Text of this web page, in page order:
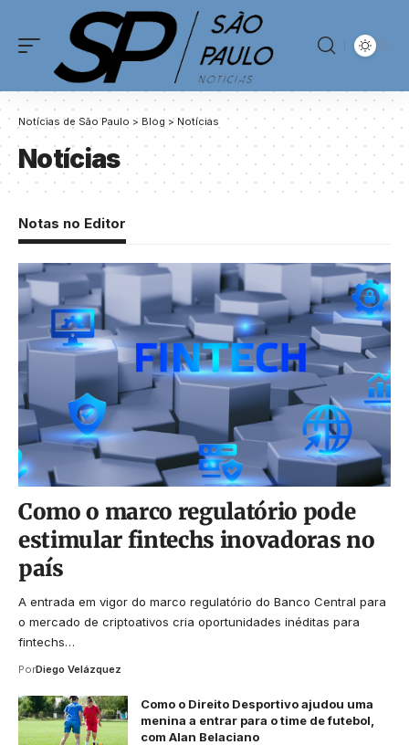
Notícias de São Paulo > Blog > Notícias
Notícias
Notas no Editor
Como o marco regulatório pode
estimular fintechs inovadoras no
país
A entrada em vigor do marco regulatório do Banco Central para
o mercado de criptoativos cria oportunidades inéditas para
fintechs…
PorDiego Velázquez
Como o Direito Desportivo ajudou uma
menina a entrar para o time de futebol,
com Alan Belaciano